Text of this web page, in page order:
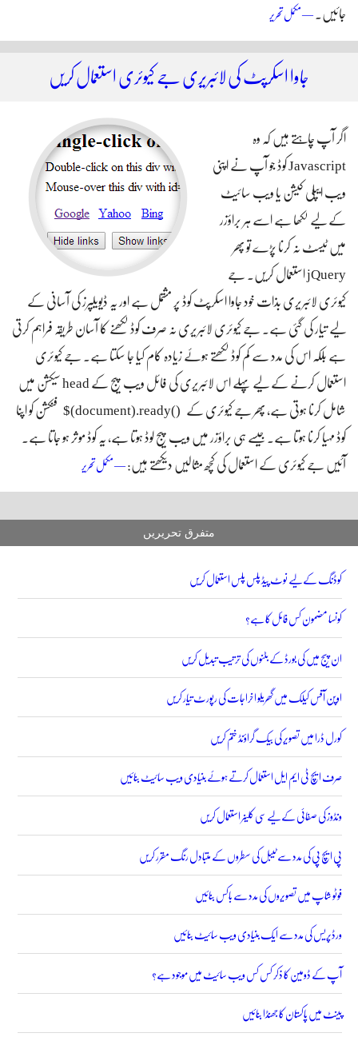
جائیں۔ — مکمل تحریر
جاوا اسکرپٹ کی لائبریری جے کیوئری استعمال کریں
اگر آپ چاہتے ہیں کہ وہ
Javascript کوڈ جو آپ نے اپنی
ویب ایپلی کیشن یا ویب سائیٹ
کے لیے لکھا ہے اسے ہر براؤزر
میں ٹیسٹ نہ کرنا پڑے تو پھر
jQuery استعمال کریں۔ جے
کیوئری لائبریری بذات خود جاوا اسکرپٹ کوڈ پر مشتمل ہے اور یہ ڈیویلپرز کی آسانی کے
لیے تیار کی گئی ہے۔ جے کیوئری لائبریری نہ صرف کوڈ لکھنے کا آسان طریقہ فراہم کرتی
ہے بلکہ اس کی مدد سے کم کوڈ لکھتے ہوئے زیادہ کام کیا جا سکتا ہے۔ جے کیوئری
استعمال کرنے کے لیے پہلے اس لائبریری کی فائل ویب پیج کے head سیکشن میں
شامل کرنا ہوتی ہے، پھر جے کیوئری کے $(document).ready() فنکشن کو اپنا
کوڈ مہیا کرنا ہوتا ہے۔ جیسے ہی براؤزر میں ویب پیج لوڈ ہوتا ہے، یہ کوڈ موثر ہو جاتا ہے۔
آئیں جے کیوئری کے استعمال کی کچھ مثالیں دیکھتے ہیں: — مکمل تحریر
جے کیوئری استعمال کریں
متفرق تحریریں
کوڈنگ کے لیے نوٹ پیڈ پلس پلس استعمال کریں
کونسا مضمون کس فائل کا ہے؟
ان پیج میں کی بورڈ کے بٹنوں کی ترتیب تبدیل کریں
اوپن آفس کیلک میں گھریلو اخراجات کی رپورٹ تیار کریں
کورل ڈرا میں تصویر کی بیک گراؤنڈ ختم کریں
صرف ایچ ٹی ایم ایل استعمال کرتے ہوئے بنیادی ویب سائیٹ بنائیں
ونڈوز کی صفائی کے لیے سی کلینر استعمال کریں
پی ایچ پی کی مدد سے ٹیبل کی سطروں کے متبادل رنگ مقرر کریں
فوٹو شاپ میں تصویروں کی مدد سے باکس بنائیں
ورڈپریس کی مدد سے ایک بنیادی ویب سائیٹ بنائیں
آپ کے ڈومین کا ذکر کس کس ویب سائیٹ میں موجود ہے؟
پینٹ میں پاکستان کا جھنڈا بنائیں